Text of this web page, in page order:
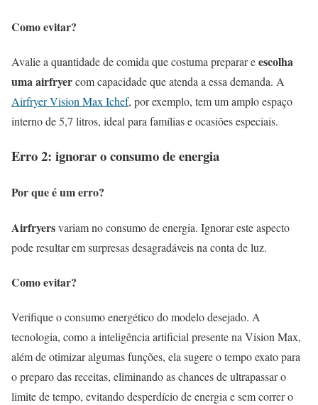
Como evitar?
Avalie a quantidade de comida que costuma preparar eescolha
umaairfryercom capacidade que atenda a essa demanda. A
Airfryer Vision Max Ichef, por exemplo, tem um amplo espaço
interno de 5,7 litros, ideal para famílias e ocasiões especiais.
Erro 2: ignorar o consumo de energia
Por que é um erro?
Airfryersvariam no consumo de energia. Ignorar este aspecto
pode resultar em surpresas desagradáveis na conta de luz.
Como evitar?
Verifique o consumo energético do modelo desejado. A
tecnologia, como a inteligência artificial presente na Vision Max,
além de otimizar algumas funções, ela sugere o tempo exato para
o preparo das receitas, eliminando as chances de ultrapassar o
limite de tempo, evitando desperdício de energia e sem correr o